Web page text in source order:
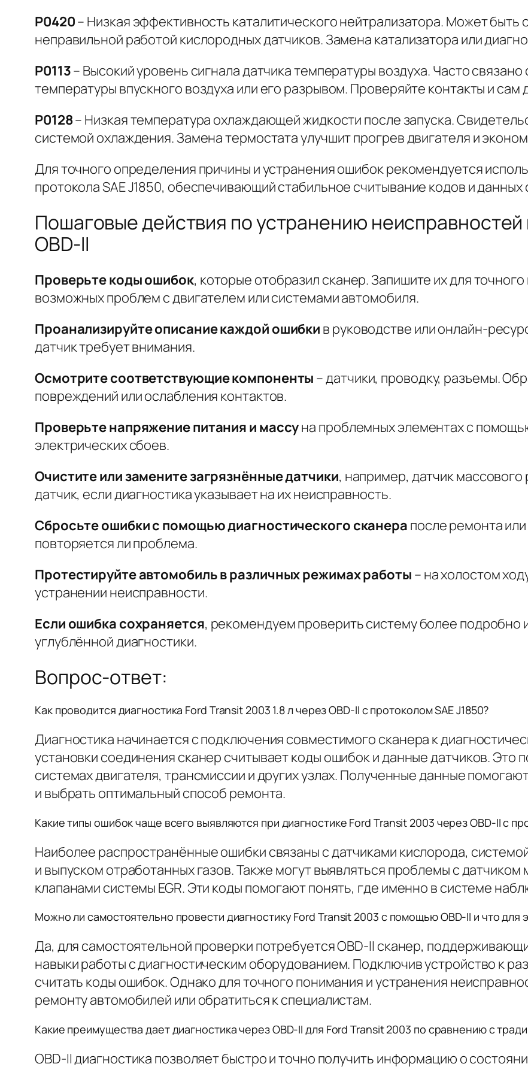
P0420– Низкая эффективность каталитического нейтрализатора. Может быть
неправильной работой кислородных датчиков. Замена катализатора или
P0113– Высокий уровень сигнала датчика температуры воздуха. Часто
температуры впускного воздуха или его разрывом. Проверяйте контакты и сам
P0128– Низкая температура охлаждающей жидкости после запуска.
системой охлаждения. Замена термостата улучшит прогрев двигателя и
Для точного определения причины и устранения ошибок рекомендуется
протокола SAE J1850, обеспечивающий стабильное считывание кодов и данных
Пошаговые действия по устранению
OBD-II
Проверьте коды ошибок, которые отобразил сканер. Запишите их для
возможных проблем с двигателем или системами автомобиля.
Проанализируйте описание каждой ошибки в руководстве или онлайн-
датчик требует внимания.
Осмотрите соответствующие компоненты – датчики, проводку, разъемы.
повреждений или ослабления контактов.
Проверьте напряжение питания и массуна проблемных элементах с
электрических сбоев.
Очистите или замените загрязнённые датчики, например, датчик
датчик, если диагностика указывает на их неисправность.
Сбросьте ошибки с помощью диагностического сканера после ремонта
повторяется ли проблема.
Протестируйте автомобиль в различных режимах работы – на холостом
устранении неисправности.
Если ошибка сохраняется, рекомендуем проверить систему более подробно
углублённой диагностики.
Вопрос-ответ:
Как проводится диагностика Ford Transit 2003 1.8 л через OBD-II с протоколом SAE J1850?
Диагностика начинается с подключения совместимого сканера к
установки соединения сканер считывает коды ошибок и данные датчиков. Это
системах двигателя, трансмиссии и других узлах. Полученные данные
и выбрать оптимальный способ ремонта.
Какие типы ошибок чаще всего выявляются при диагностике Ford Transit 2003 через OBD-II с
Наиболее распространённые ошибки связаны с датчиками кислорода,
и выпуском отработанных газов. Также могут выявляться проблемы с датчиком
клапанами системы EGR. Эти коды помогают понять, где именно в системе
Можно ли самостоятельно провести диагностику Ford Transit 2003 с помощью OBD-II и что для
Да, для самостоятельной проверки потребуется OBD-II сканер,
навыки работы с диагностическим оборудованием. Подключив устройство к
считать коды ошибок. Однако для точного понимания и устранения
ремонту автомобилей или обратиться к специалистам.
Какие преимущества дает диагностика через OBD-II для Ford Transit 2003 по сравнению с
OBD-II диагностика позволяет быстро и точно получить информацию о